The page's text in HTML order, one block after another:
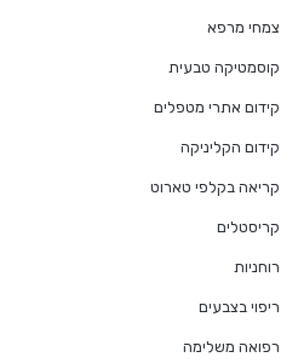
צמחי מרפא
קוסמטיקה טבעית
קידום אתרי מטפלים
קידום הקליניקה
קריאה בקלפי טארוט
קריסטלים
רוחניות
ריפוי בצבעים
רפואה משלימה